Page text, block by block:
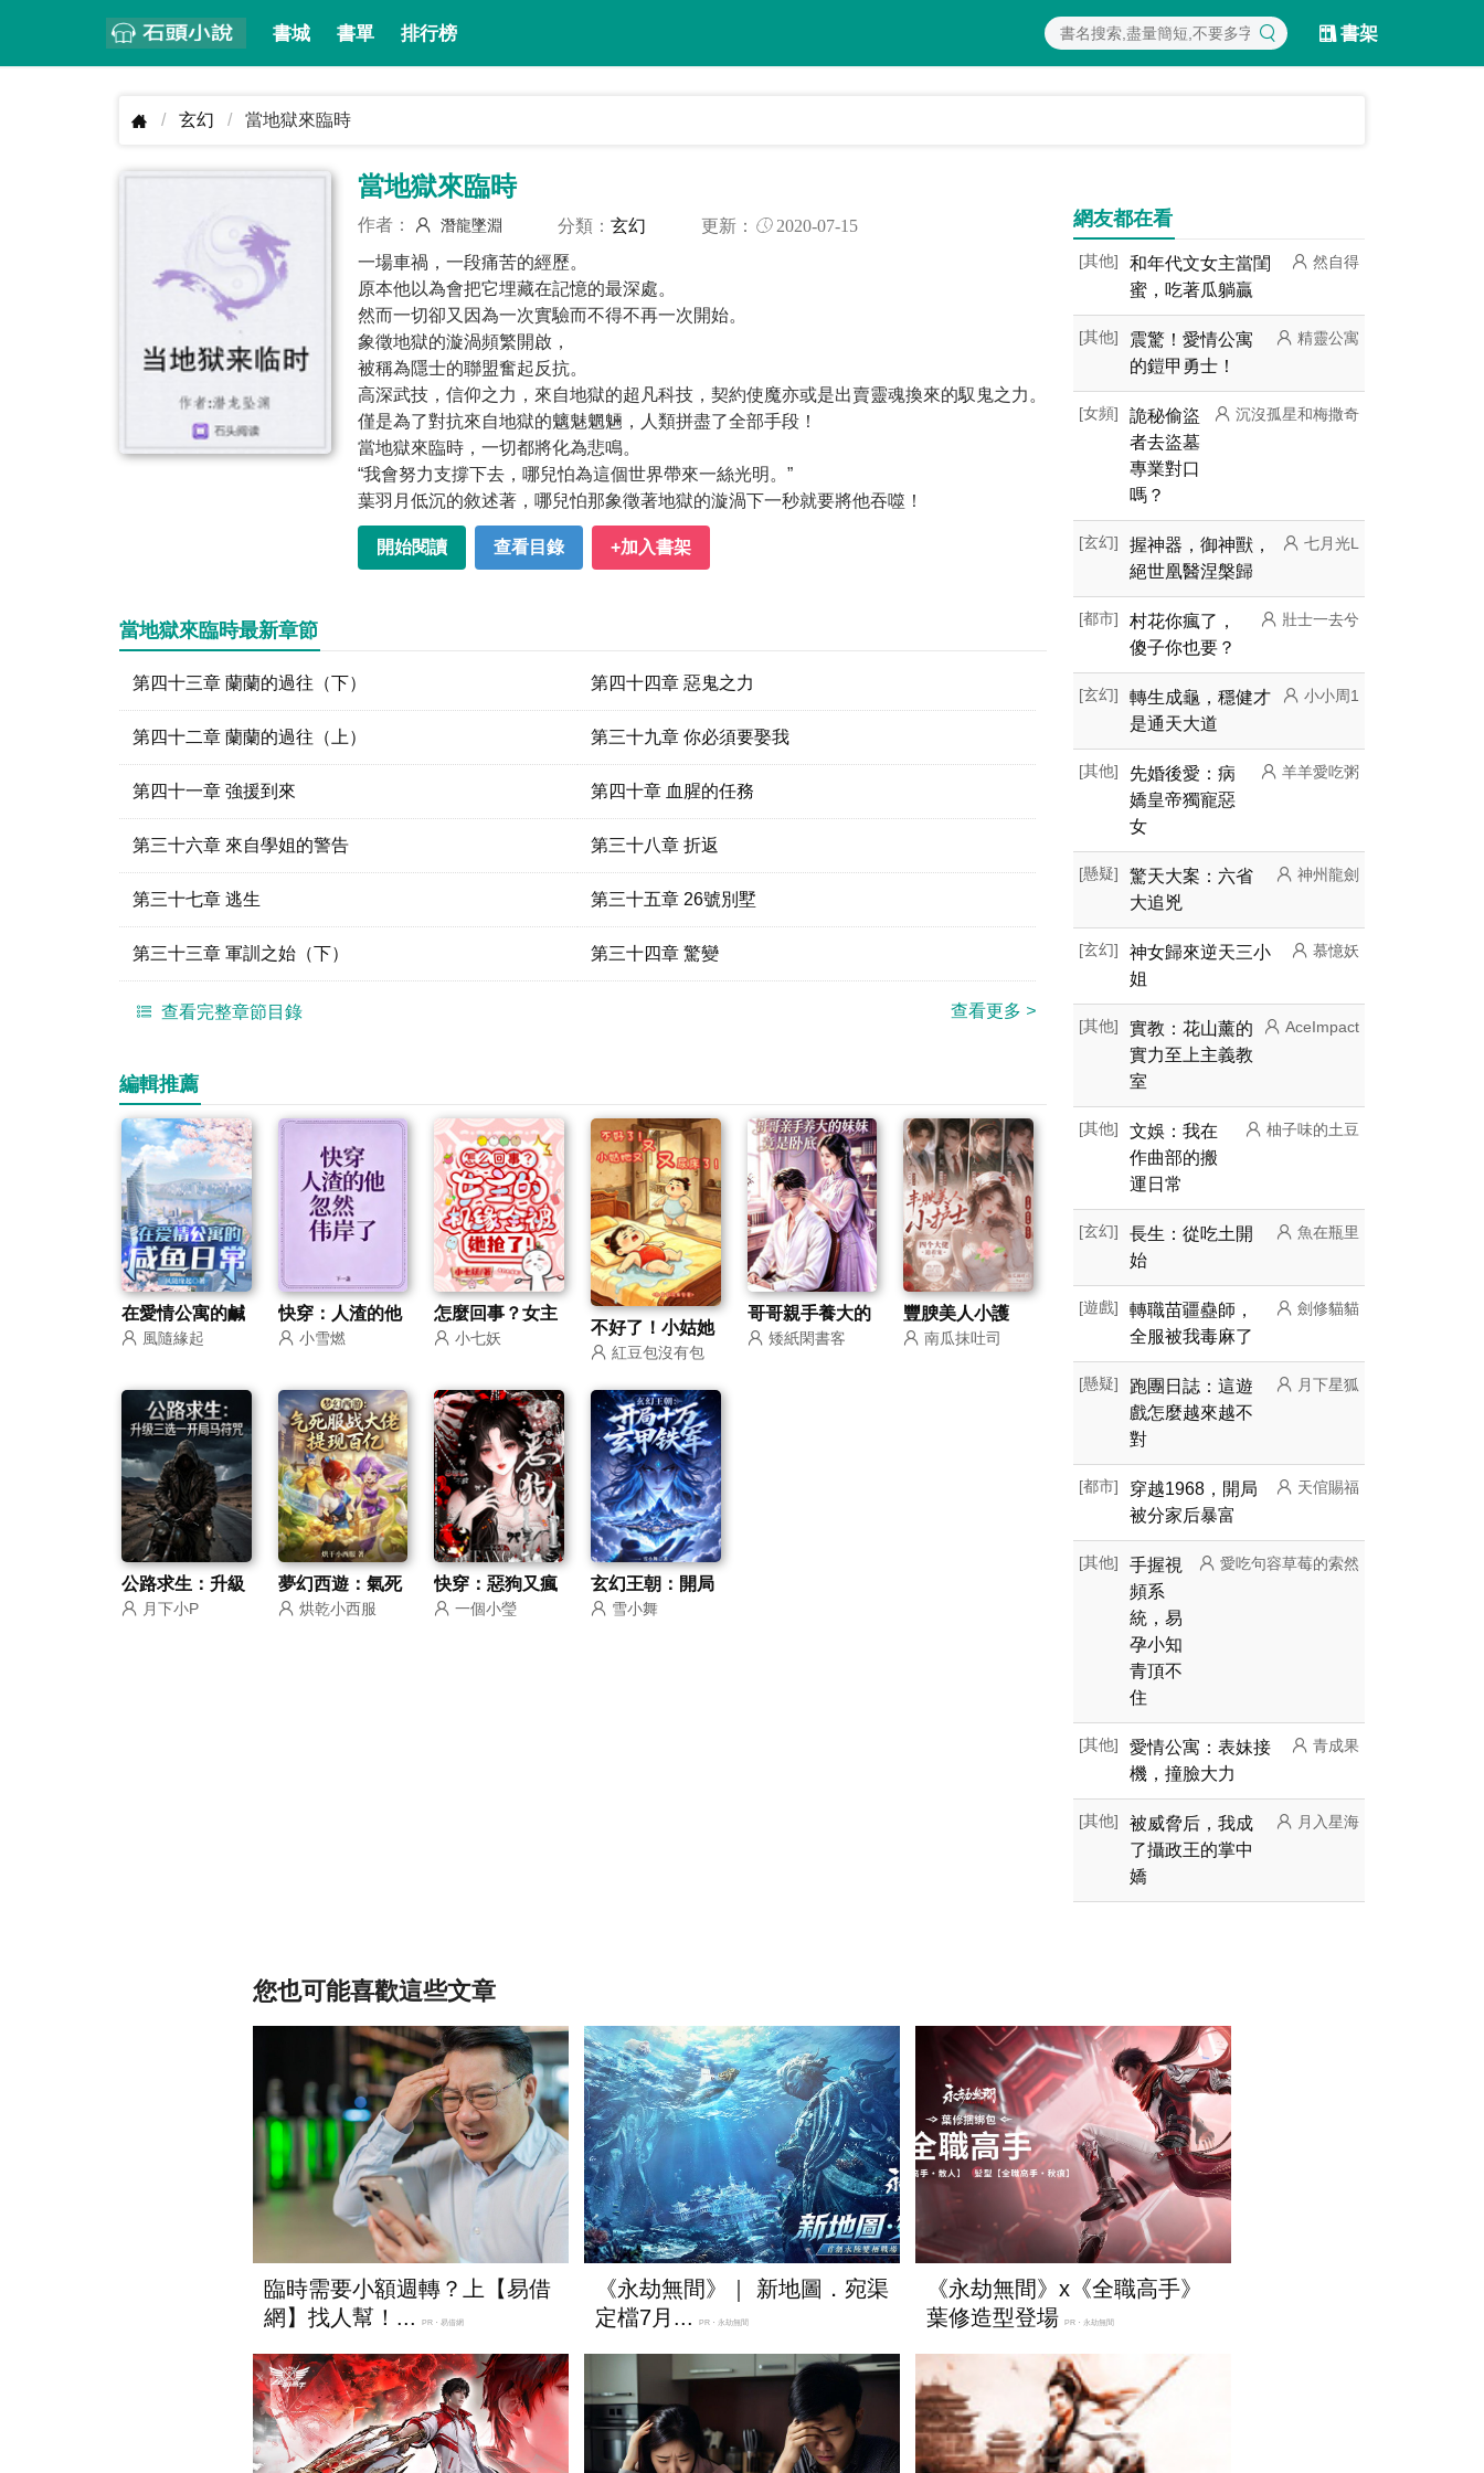
書城 書單 排行榜 書架
玄幻 當地獄來臨時
當地獄來臨時
作者： 潛龍墜淵 分類： 玄幻 更新： 2020-07-15
一場車禍，一段痛苦的經歷。
原本他以為會把它埋藏在記憶的最深處。
然而一切卻又因為一次實驗而不得不再一次開始。
象徵地獄的漩渦頻繁開啟，
被稱為隱士的聯盟奮起反抗。
高深武技，信仰之力，來自地獄的超凡科技，契約使魔亦或是出賣靈魂換來的馭鬼之力。
僅是為了對抗來自地獄的魑魅魍魎，人類拼盡了全部手段！
當地獄來臨時，一切都將化為悲鳴。
“我會努力支撐下去，哪兒怕為這個世界帶來一絲光明。”
葉羽月低沉的敘述著，哪兒怕那象徵著地獄的漩渦下一秒就要將他吞噬！
開始閱讀 查看目錄 +加入書架
當地獄來臨時最新章節
第四十三章 蘭蘭的過往（下） 第四十四章 惡鬼之力
第四十二章 蘭蘭的過往（上） 第三十九章 你必須要娶我
第四十一章 強援到來 第四十章 血腥的任務
第三十六章 來自學姐的警告 第三十八章 折返
第三十七章 逃生 第三十五章 26號別墅
第三十三章 軍訓之始（下） 第三十四章 驚變
查看完整章節目錄 查看更多 >
編輯推薦
在愛情公寓的鹹
魚日常
風隨緣起
快穿：人渣的他
忽然偉岸了
小雪燃
怎麼回事？女主
的機緣全被她搶
小七妖
不好了！小姑她
又又又尿床了！
紅豆包沒有包
哥哥親手養大的
妹妹竟是卧底
矮紙閑書客
豐腴美人小護
士，四個大佬追
南瓜抹吐司
公路求生：升級
三選一開局馬符
月下小P
夢幻西遊：氣死
服戰大佬提現百
烘乾小西服
快穿：惡狗又瘋
又壞總纏著不放
一個小瑩
玄幻王朝：開局
十萬玄甲鐵軍！
雪小舞
網友都在看
[其他]
和年代文女主當閨
蜜，吃著瓜躺贏
然自得
[其他]
震驚！愛情公寓
的鎧甲勇士！
精靈公寓
[女頻]
詭秘偷盜
者去盜墓
專業對口
嗎？
沉沒孤星和梅撒奇
[玄幻]
握神器，御神獸，
絕世凰醫涅槃歸
七月光L
[都市]
村花你瘋了，
傻子你也要？
壯士一去兮
[玄幻]
轉生成龜，穩健才
是通天大道
小小周1
[其他]
先婚後愛：病
嬌皇帝獨寵惡
女
羊羊愛吃粥
[懸疑]
驚天大案：六省
大追兇
神州龍劍
[玄幻]
神女歸來逆天三小
姐
慕憶妖
[其他]
實教：花山薰的
實力至上主義教
室
AceImpact
[其他]
文娛：我在
作曲部的搬
運日常
柚子味的土豆
[玄幻]
長生：從吃土開
始
魚在瓶里
[遊戲]
轉職苗疆蠱師，
全服被我毒麻了
劍修貓貓
[懸疑]
跑團日誌：這遊
戲怎麼越來越不
對
月下星狐
[都市]
穿越1968，開局
被分家后暴富
天倌賜福
[其他]
手握視
頻系
統，易
孕小知
青頂不
住
愛吃句容草莓的索然
[其他]
愛情公寓：表妹接
機，撞臉大力
青成果
[其他]
被威脅后，我成
了攝政王的掌中
嬌
月入星海
您也可能喜歡這些文章
臨時需要小額週轉？上【易借
網】找人幫！...
PR・易借網
《永劫無間》｜ 新地圖．宛渠
定檔7月...
PR・永劫無間
《永劫無間》x《全職高手》
葉修造型登場
PR・永劫無間